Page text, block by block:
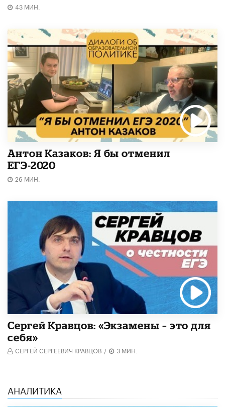
43 МИН.
Антон Казаков: Я бы отменил
ЕГЭ-2020
26 МИН.
Сергей Кравцов: «Экзамены – это для
себя»
СЕРГЕЙ СЕРГЕЕВИЧ КРАВЦОВ / 3 МИН.
АНАЛИТИКА